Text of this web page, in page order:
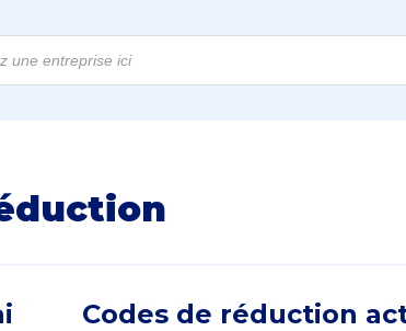
Codes de réduction